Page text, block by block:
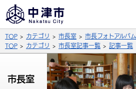
背景色
文字の大きさ
拡大 標準
公式SNS
サイト内検索
TOP カテゴリ 市長室 市長フォトアルバム
TOP
カテゴリ 市長室記事一覧 記事一覧
市長室